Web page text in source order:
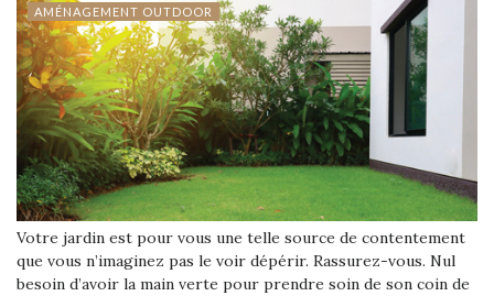
AMÉNAGEMENT OUTDOOR
Votre jardin est pour vous une telle source de contentement
que vous n’imaginez pas le voir dépérir. Rassurez-vous. Nul
besoin d’avoir la main verte pour prendre soin de son coin de